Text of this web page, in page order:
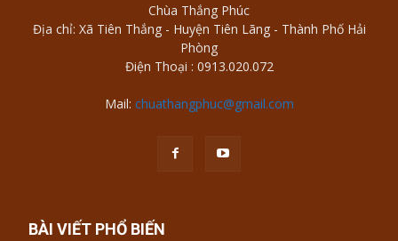
Chùa Thắng Phúc
Địa chỉ: Xã Tiên Thắng - Huyện Tiên Lãng - Thành Phố Hải
Phòng
Điện Thoại : 0913.020.072
Mail: chuathangphuc@gmail.com
BÀI VIẾT PHỔ BIẾN